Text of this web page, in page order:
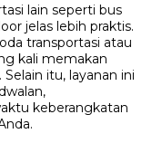
lain seperti bus
jelas lebih praktis.
transportasi atau
kali memakan
itu, layanan ini
keberangkatan